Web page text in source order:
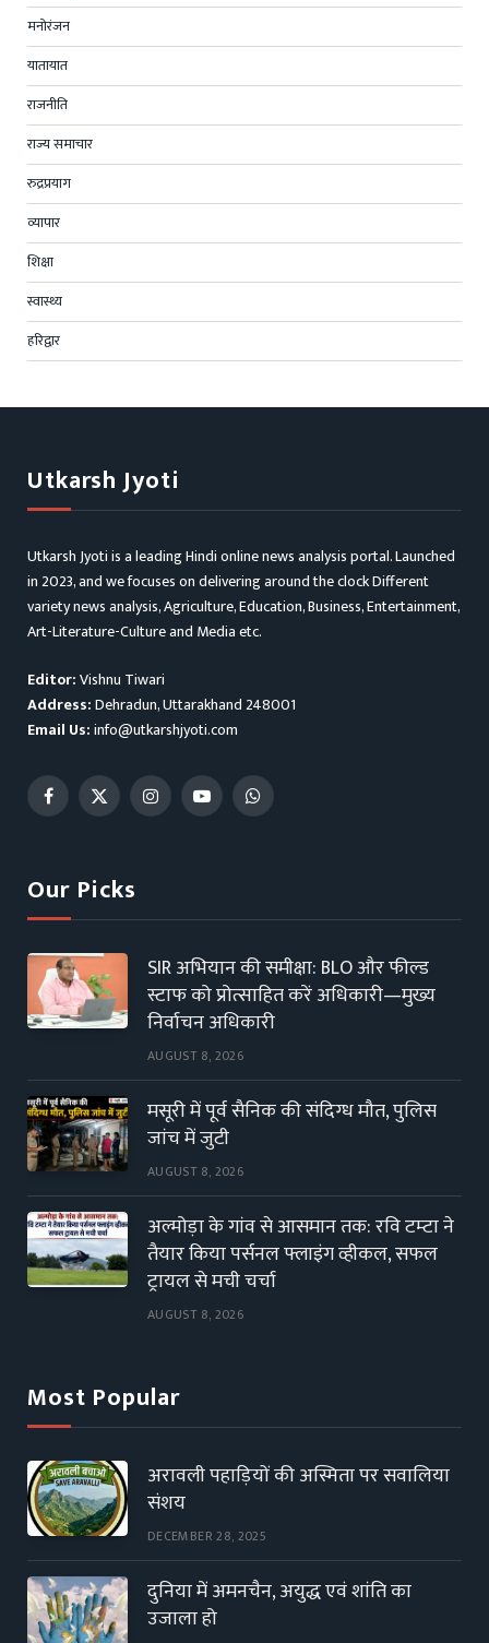
मनोरंजन
यातायात
राजनीति
राज्य समाचार
रुद्रप्रयाग
व्यापार
शिक्षा
स्वास्थ्य
हरिद्वार
Utkarsh Jyoti
Utkarsh Jyoti is a leading Hindi online news analysis portal. Launched
in 2023, and we focuses on delivering around the clock Different
variety news analysis, Agriculture, Education, Business, Entertainment,
Art-Literature-Culture and Media etc.
Editor:Vishnu Tiwari
Address:Dehradun, Uttarakhand 248001
Email Us:info@utkarshjyoti.com
Facebook
X
InstagramYouTubeWhatsApp
Our Picks
SIR अभियान की समीक्षा: BLO और फील्ड
स्टाफ को प्रोत्साहित करें अधिकारी—मुख्य
निर्वाचन अधिकारी
AUGUST 8, 2026
मसूरी में पूर्व सैनिक की संदिग्ध मौत, पुलिस
जांच में जुटी
AUGUST 8, 2026
अल्मोड़ा के गांव से आसमान तक: रवि टम्टा ने
तैयार किया पर्सनल फ्लाइंग व्हीकल, सफल
ट्रायल से मची चर्चा
AUGUST 8, 2026
Most Popular
अरावली पहाड़ियों की अस्मिता पर सवालिया
संशय
DECEMBER 28, 2025
दुनिया में अमनचैन, अयुद्ध एवं शांति का
उजाला हो